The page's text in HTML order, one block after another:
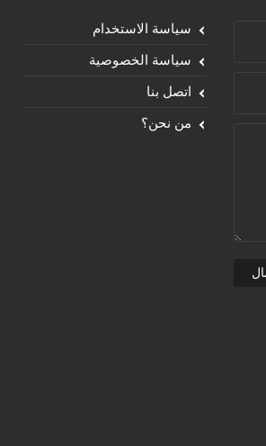
سياسة الاستخدام
سياسة الخصوصية
اتصل بنا
من نحن؟